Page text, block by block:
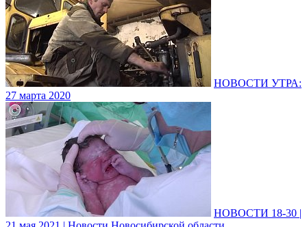
НОВОСТИ УТРА:
27 марта 2020
НОВОСТИ 18-30 |